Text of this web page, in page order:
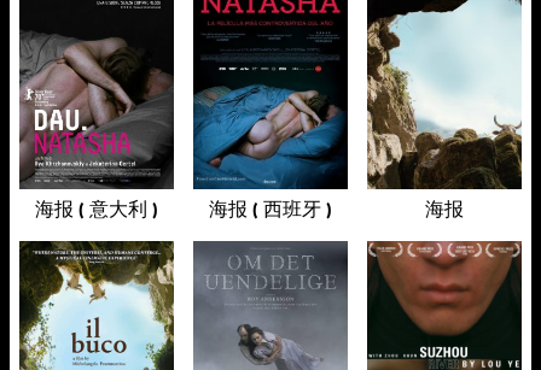
海报 ( 意大利 ) 海报 ( 西班牙 ) 海报